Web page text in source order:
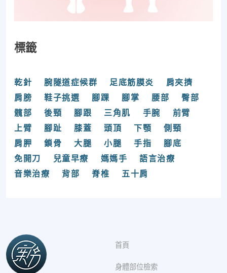
標籤
乾針 腕隧道症候群 足底筋膜炎
肩夾擠
肩膀
鞋子挑選 腳踝 腳掌 腰部
臀部
髖部
後頸 腳跟 三角肌 手腕
前臂
上臂
腳趾 膝蓋 頭頂 下顎
側頸
肩胛
鎖骨 大腿 小腿 手指
腳底
免開刀
兒童早療 媽媽手
語言治療
音樂治療
背部 脊椎 五十肩
首頁
身體部位檢索